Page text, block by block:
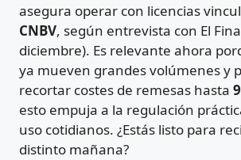
asegura operar con licencias
CNBV, según entrevista con El
diciembre). Es relevante ahora
ya mueven grandes volúmenes y
recortar costes de remesas hasta
esto empuja a la regulación
uso cotidianos. ¿Estás listo para
distinto mañana?